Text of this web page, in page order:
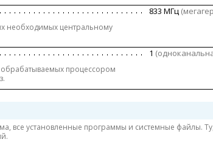
необходимых центральному
833 МГц
обрабатываемых процессором
1
все yстановленные программы и системные файлы.